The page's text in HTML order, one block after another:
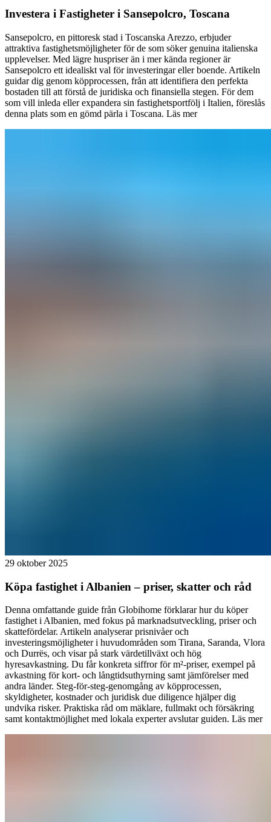
Investera i Fastigheter i Sansepolcro, Toscana
Sansepolcro, en pittoresk stad i Toscanska Arezzo, erbjuder
attraktiva fastighetsmöjligheter för de som söker genuina italienska
upplevelser. Med lägre huspriser än i mer kända regioner är
Sansepolcro ett idealiskt val för investeringar eller boende. Artikeln
guidar dig genom köpprocessen, från att identifiera den perfekta
bostaden till att förstå de juridiska och finansiella stegen. För dem
som vill inleda eller expandera sin fastighetsportfölj i Italien, föreslås
denna plats som en gömd pärla i Toscana. Läs mer
29 oktober 2025
Köpa fastighet i Albanien – priser, skatter och råd
Denna omfattande guide från Globihome förklarar hur du köper
fastighet i Albanien, med fokus på marknadsutveckling, priser och
skattefördelar. Artikeln analyserar prisnivåer och
investeringsmöjligheter i huvudområden som Tirana, Saranda, Vlora
och Durrës, och visar på stark värdetillväxt och hög
hyresavkastning. Du får konkreta siffror för m²-priser, exempel på
avkastning för kort- och långtidsuthyrning samt jämförelser med
andra länder. Steg-för-steg-genomgång av köpprocessen,
skyldigheter, kostnader och juridisk due diligence hjälper dig
undvika risker. Praktiska råd om mäklare, fullmakt och försäkring
samt kontaktmöjlighet med lokala experter avslutar guiden. Läs mer